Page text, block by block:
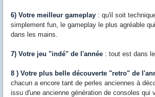
6) Votre meilleur gameplay : qu'il soit
simplement fun, le gameplay le plus agréable
dans les mains.
7) Votre jeu "indé" de l'année : tout est dans
8 ) Votre plus belle découverte "retro" de
chacun a encore tant de perles anciennes à
issu d'une ancienne génération de consoles qui